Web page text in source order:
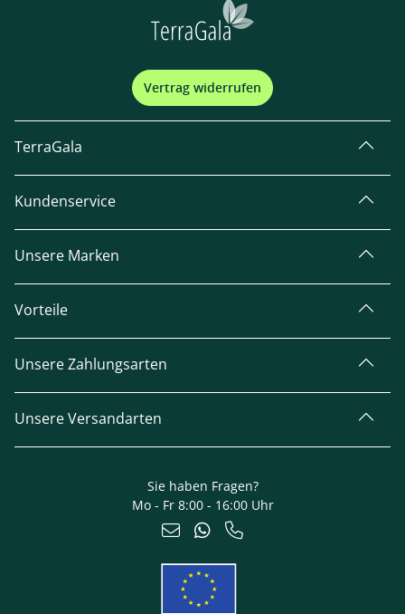
Vertrag widerrufen
TerraGala
Kundenservice
Unsere Marken
Vorteile
Unsere Zahlungsarten
Unsere Versandarten
Sie haben Fragen?
Mo - Fr 8:00 - 16:00 Uhr